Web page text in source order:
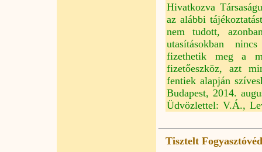
Hivatkozva
az alábbi
nem tudott,
utasításokban
fizethetik meg a
fizetőeszköz, azt
fentiek alapján
Budapest, 2014.
Üdvözlettel: V.Á.,
Tisztelt